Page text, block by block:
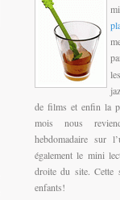
de films et enfin la
mois nous
hebdomadaire sur
également le mini
droite du site. Cette
enfants!